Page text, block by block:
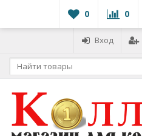
0 0
Вход